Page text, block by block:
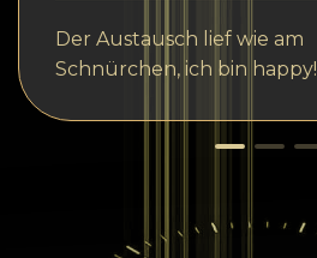
Der Austausch lief wie am
Schnürchen, ich bin happy!